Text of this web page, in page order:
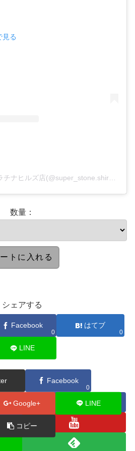
る
数量：
シェアする
Facebook
0
はてブ
0
LINE
をフォローするFacebook
0
Google+ LINE
コピー